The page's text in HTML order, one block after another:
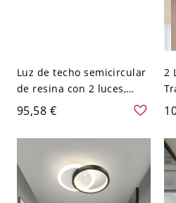
Luz de techo semicircular
de resina con 2 luces,
110V-120V, Luna,
Café/Rojo
95,58 €
2